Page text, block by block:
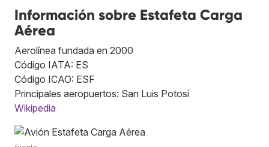
Información sobre Estafeta Carga
Aérea
Aerolínea fundada en 2000
Código IATA: ES
Código ICAO: ESF
Principales aeropuertos: San Luis Potosí
Wikipedia